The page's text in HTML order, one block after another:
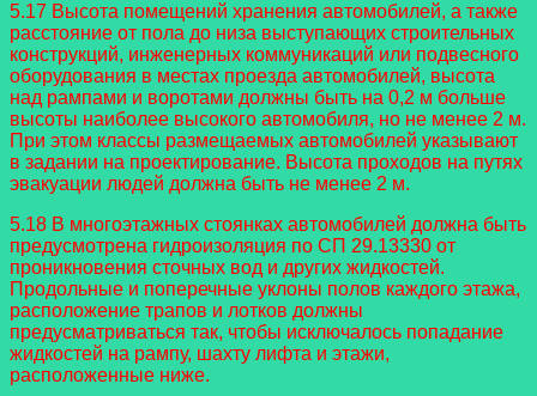
5.17 Высота помещений хранения автомобилей, а также
расстояние от пола до низа выступающих строительных
конструкций, инженерных коммуникаций или подвесного
оборудования в местах проезда автомобилей, высота
над рампами и воротами должны быть на 0,2 м больше
высоты наиболее высокого автомобиля, но не менее 2 м.
При этом классы размещаемых автомобилей указывают
в задании на проектирование. Высота проходов на путях
эвакуации людей должна быть не менее 2 м.
5.18 В многоэтажных стоянках автомобилей должна быть
предусмотрена гидроизоляция по СП 29.13330 от
проникновения сточных вод и других жидкостей.
Продольные и поперечные уклоны полов каждого этажа,
расположение трапов и лотков должны
предусматриваться так, чтобы исключалось попадание
жидкостей на рампу, шахту лифта и этажи,
расположенные ниже.